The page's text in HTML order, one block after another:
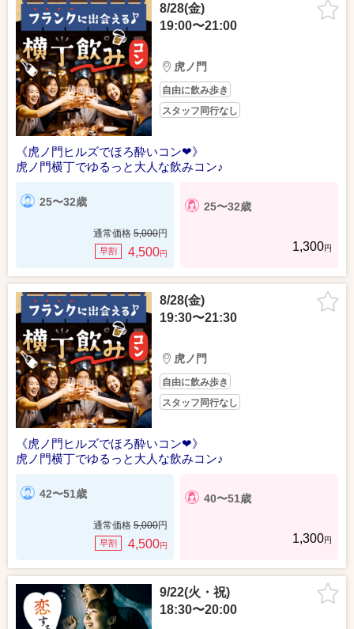
8/28(金)
19:00〜21:00
虎ノ門
自由に飲み歩き
スタッフ同行なし
《虎ノ門ヒルズでほろ酔いコン❤》
虎ノ門横丁でゆるっと大人な飲みコン♪
25〜32歳
通常価格 5,000円
早割 4,500円
25〜32歳
1,300円
8/28(金)
19:30〜21:30
虎ノ門
自由に飲み歩き
スタッフ同行なし
《虎ノ門ヒルズでほろ酔いコン❤》
虎ノ門横丁でゆるっと大人な飲みコン♪
42〜51歳
通常価格 5,000円
早割 4,500円
40〜51歳
1,300円
9/22(火・祝)
18:30〜20:00